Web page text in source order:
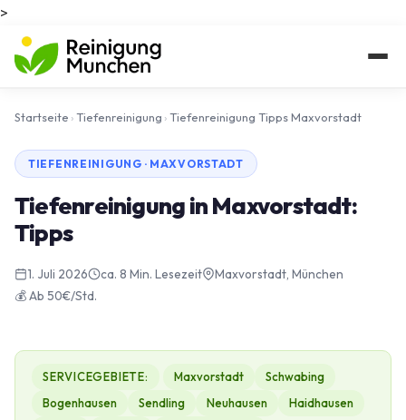
>
Startseite ›Tiefenreinigung ›Tiefenreinigung Tipps Maxvorstadt
TIEFENREINIGUNG · MAXVORSTADT
Tiefenreinigung in Maxvorstadt:
Tipps
1. Juli 2026 ca. 8 Min. Lesezeit
Maxvorstadt, München
💰 Ab 50€/Std.
SERVICEGEBIETE: Maxvorstadt
Schwabing
Bogenhausen
Sendling Neuhausen
Haidhausen